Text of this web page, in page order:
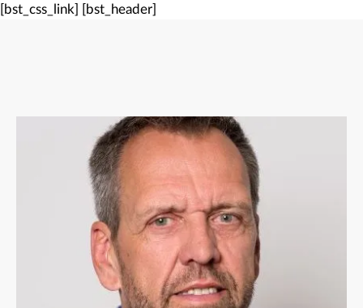
[bst_css_link] [bst_header]